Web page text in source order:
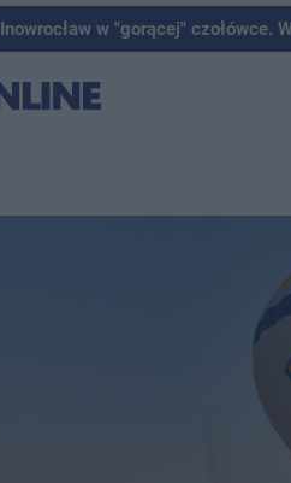
Inowrocław w "gorącej" czołówce.